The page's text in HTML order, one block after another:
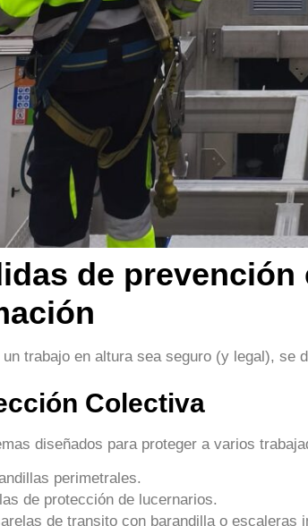
de
un trabajo en altura sea seguro (y legal), se
Colectiva
diseñados para proteger a varios
perimetrales.
de protección de lucernarios.
de transito con barandilla o escaleras